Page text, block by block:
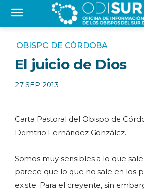
OBISPO DE CÓRDOBA
El juicio de Dios
27 SEP 2013
Carta Pastoral del Obispo de
Demtrio Fernández González.
Somos muy sensibles a lo que
parece que lo que no sale en los
existe. Para el creyente, sin